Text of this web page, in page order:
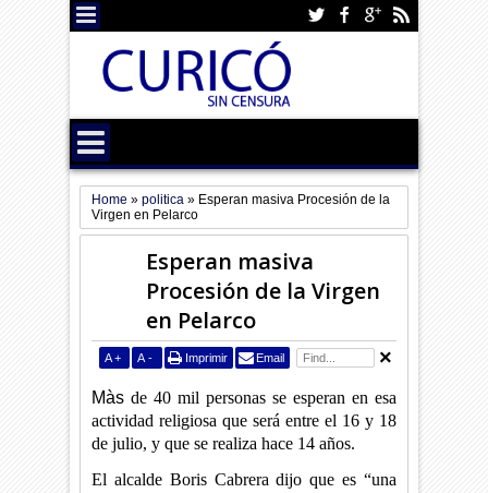
Home »politica » Esperan masiva Procesión de la
Virgen en Pelarco
Esperan masiva
Procesión de la Virgen
en Pelarco
A + A - Imprimir Email
Màsde 40 mil personas se esperan en esa
actividad religiosa que será entre el 16 y 18
de julio, y que se realiza hace 14 años.
El alcalde Boris Cabrera dijo que es “una